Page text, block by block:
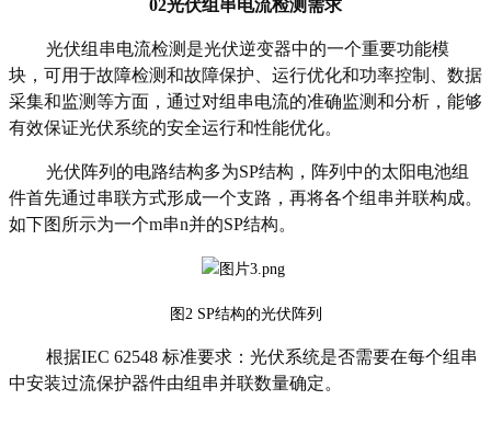
02光伏组串电流检测需求
光伏组串电流检测是光伏逆变器中的一个重要功能模
块，可用于故障检测和故障保护、运行优化和功率控制、数据
采集和监测等方面，通过对组串电流的准确监测和分析，能够
有效保证光伏系统的安全运行和性能优化。
光伏阵列的电路结构多为SP结构，阵列中的太阳电池组
件首先通过串联方式形成一个支路，再将各个组串并联构成。
如下图所示为一个m串n并的SP结构。
图 2 SP结构的光伏阵列
根据IEC 62548 标准要求：光伏系统是否需要在每个组串
中安装过流保护器件由组串并联数量确定。